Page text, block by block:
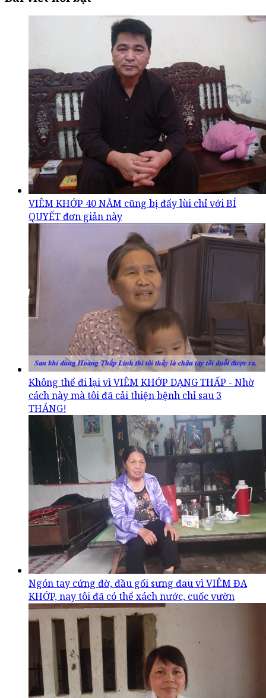
VIÊM KHỚP 40 NĂM cũng bị đẩy lùi chỉ với BÍ
QUYẾT đơn giản này
Không thể đi lại vì VIÊM KHỚP DẠNG THẤP - Nhờ
cách này mà tôi đã cải thiện bệnh chỉ sau 3
THÁNG!
Ngón tay cứng đờ, đầu gối sưng đau vì VIÊM ĐA
KHỚP, nay tôi đã có thể xách nước, cuốc vườn